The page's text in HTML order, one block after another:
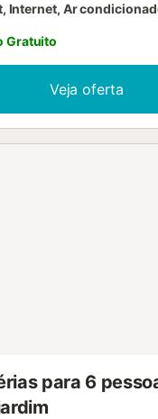
Internet, Ar
Gratuito
Veja oferta
para 6